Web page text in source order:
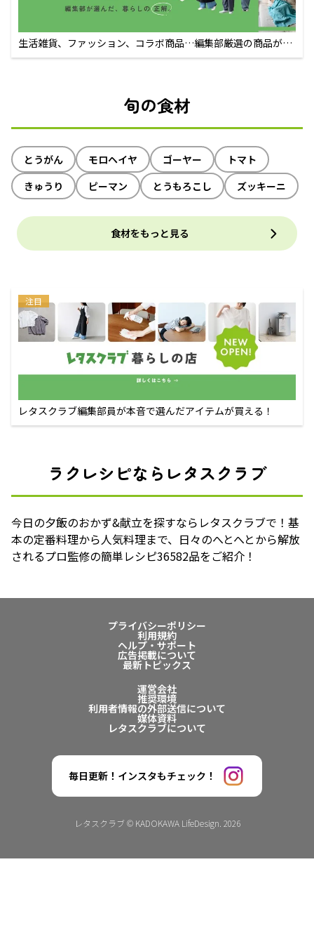
生活雑貨、ファッション、コラボ商品…編集部厳選の商品が買
えるECサイト
旬の食材
とうがん モロヘイヤ ゴーヤー
トマト
きゅうり
ピーマン とうもろこし ズッキーニ
食材をもっと見る
注目
レタスクラブ編集部員が本音で選んだアイテムが買える！
ラクレシピならレタスクラブ
今日の夕飯のおかず&献立を探すならレタスクラブで！基
本の定番料理から人気料理まで、日々のへとへとから解放
されるプロ監修の簡単レシピ36582品をご紹介！
プライバシーポリシー
利用規約
ヘルプ・サポート
広告掲載について
最新トピックス
運営会社
推奨環境
利用者情報の外部送信について
媒体資料
レタスクラブについて
毎日更新！インスタもチェック！
レタスクラブ © KADOKAWA LifeDesign. 2026